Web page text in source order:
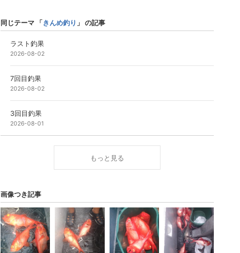
同じテーマ 「きんめ釣り 」 の記事
ラスト釣果
2026-08-02
7回目釣果
2026-08-02
3回目釣果
2026-08-01
もっと見る
画像つき記事